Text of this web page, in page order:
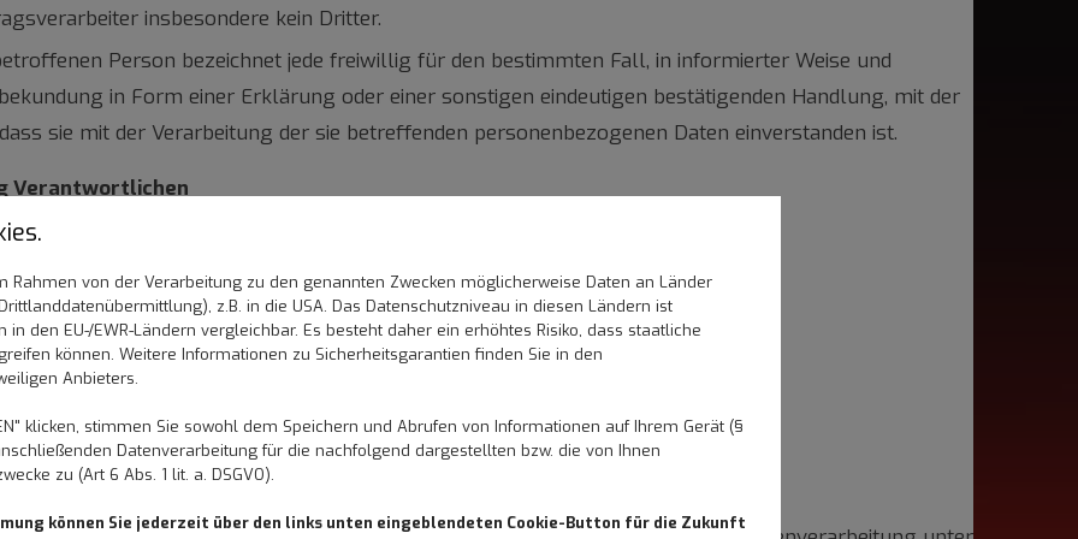
insbesondere kein Dritter.
betroffenen Person bezeichnet jede freiwillig für den bestimmten Fall, in informierter Weise und
in Form einer Erklärung oder einer sonstigen eindeutigen bestätigenden Handlung, mit der
sie mit der Verarbeitung der sie betreffenden personenbezogenen Daten einverstanden ist.
Verantwortlichen
Daten verantwortliche Stelle im Sinne des Art. 4 Nr. 7 DS-GVO sind wir:
dem Impressum auf unserer Website entnommen werden.
Rahmen von der Verarbeitung zu den genannten Zwecken möglicherweise Daten an Länder
z.B. in die USA. Das Datenschutzniveau in diesen Ländern ist
den EU-/EWR-Ländern vergleichbar. Es besteht daher ein erhöhtes Risiko, dass staatliche
können. Weitere Informationen zu Sicherheitsgarantien finden Sie in den
Anbieters.
klicken, stimmen Sie sowohl dem Speichern und Abrufen von Informationen auf Ihrem Gerät (§
Datenverarbeitung für die nachfolgend dargestellten bzw. die von Ihnen
zu (Art 6 Abs. 1 lit. a. DSGVO).
können Sie jederzeit über den links unten eingeblendeten Cookie-Button für die Zukunft